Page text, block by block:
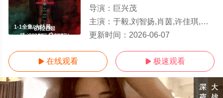
1-1全集/大结局
导演： 巨兴茂
主演： 于毅,刘智扬,肖茵,许佳琪,姜馥颐,顾振翔,马凡丁,边程,简宇熙,美懿,朱超艺,李羽桐,田
更新时间： 2026-06-07
 在线观看  极速观看